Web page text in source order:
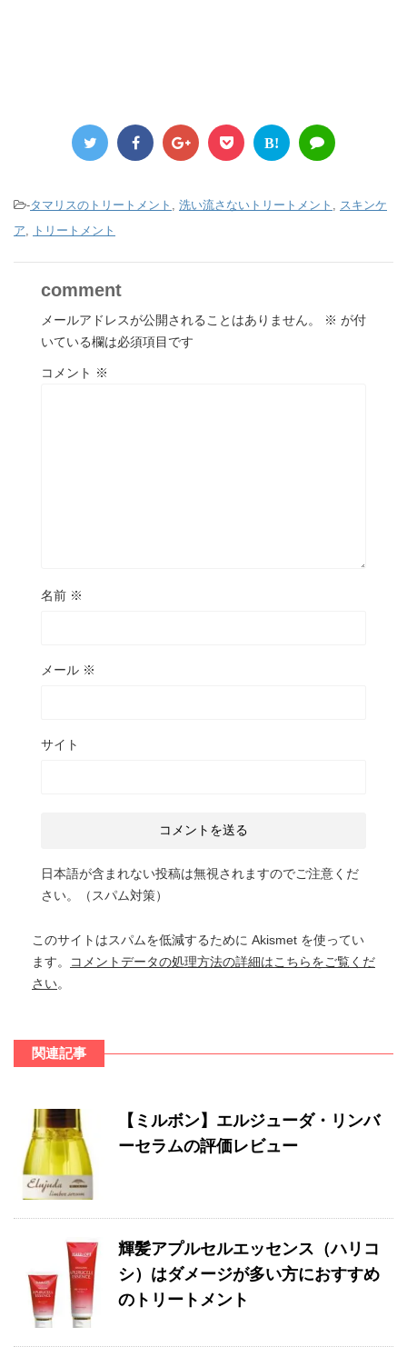
B!
-タマリスのトリートメント 洗い流さないトリートメント
スキンケ
ア
トリートメント
comment
メールアドレスが公開されることはありません。 ※ が付
いている欄は必須項目です
コメント ※
名前 ※
メール ※
サイト
日本語が含まれない投稿は無視されますのでご注意くだ
さい。（スパム対策）
このサイトはスパムを低減するために Akismet を使ってい
ます。
コメントデータの処理方法の詳細はこちらをご覧くだ
さい。
関連記事
【ミルボン】エルジューダ・リンバ
ーセラムの評価レビュー
輝髪アプルセルエッセンス（ハリコ
シ）はダメージが多い方におすすめ
のトリートメント